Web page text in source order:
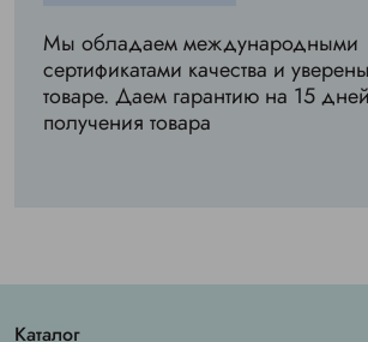
Мы обладаем международными
сертификатами качества и
товаре. Даем гарантию на 15
получения товара
Каталог